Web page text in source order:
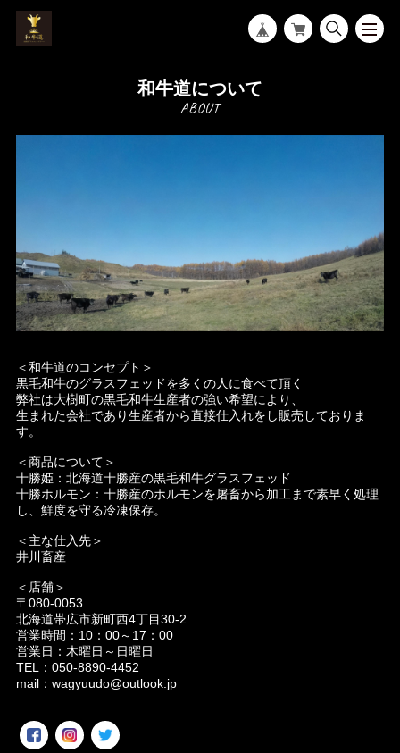
和牛道について
＜和牛道のコンセプト＞
黒毛和牛のグラスフェッドを多くの人に食べて頂く
弊社は大樹町の黒毛和牛生産者の強い希望により、
生まれた会社であり生産者から直接仕入れをし販売しておりま
す。
＜商品について＞
十勝姫：北海道十勝産の黒毛和牛グラスフェッド
十勝ホルモン：十勝産のホルモンを屠畜から加工まで素早く処理
し、鮮度を守る冷凍保存。
＜主な仕入先＞
井川畜産
＜店舗＞
〒080-0053
北海道帯広市新町西4丁目30-2
営業時間：10：00～17：00
営業日：木曜日～日曜日
TEL：050-8890-4452
mail： wagyuudo@outlook.jp